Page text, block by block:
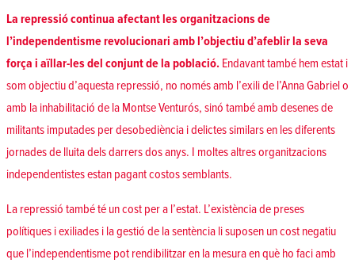
La repressió continua afectant les organitzacions de
l’independentisme revolucionari amb l’objectiu d’afeblir la seva
força i aïllar-les del conjunt de la població. Endavant també hem estat i
som objectiu d’aquesta repressió, no només amb l’exili de l’Anna Gabriel o
amb la inhabilitació de la Montse Venturós, sinó també amb desenes de
militants imputades per desobediència i delictes similars en les diferents
jornades de lluita dels darrers dos anys. I moltes altres organitzacions
independentistes estan pagant costos semblants.
La repressió també té un cost per a l’estat. L’existència de preses
polítiques i exiliades i la gestió de la sentència li suposen un cost negatiu
que l’independentisme pot rendibilitzar en la mesura en què ho faci amb